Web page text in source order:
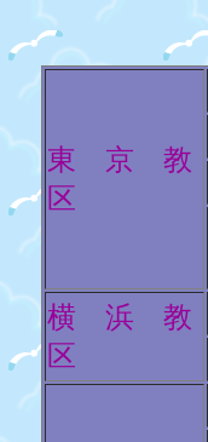
東 京 教
区
横 浜 教
区